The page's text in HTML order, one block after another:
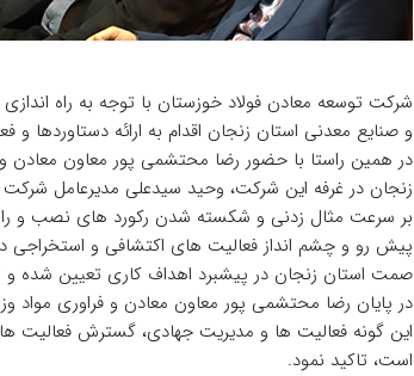
شرکت توسعه معادن فولاد خوزستان با توجه به راه
و صنایع معدنی استان زنجان اقدام به ارائه دستاوردها و
در همین راستا با حضور رضا محتشمی پور معاون
زنجان در غرفه این شرکت، وحید سیدعلی مدیرعامل
بر سرعت مثال زدنی و شکسته شدن رکورد های نصب و
پیش رو و چشم انداز فعالیت های اکتشافی و
صمت استان زنجان در پیشبرد اهداف کاری تعیین شده
در پایان رضا محتشمی پور معاون معادن و فراوری مواد
این گونه فعالیت ها و مدیریت جهادی، گسترش فعالیت
است، تاکید نمود.